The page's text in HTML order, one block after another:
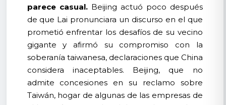
parece casual.Beijing actuó poco después
de que Lai pronunciara un discurso en el que
prometió enfrentar los desafíos de su vecino
gigante y afirmó su compromiso con la
soberanía taiwanesa, declaraciones que China
considera inaceptables. Beijing, que no
admite concesiones en su reclamo sobre
Taiwán, hogar de algunas de las empresas de